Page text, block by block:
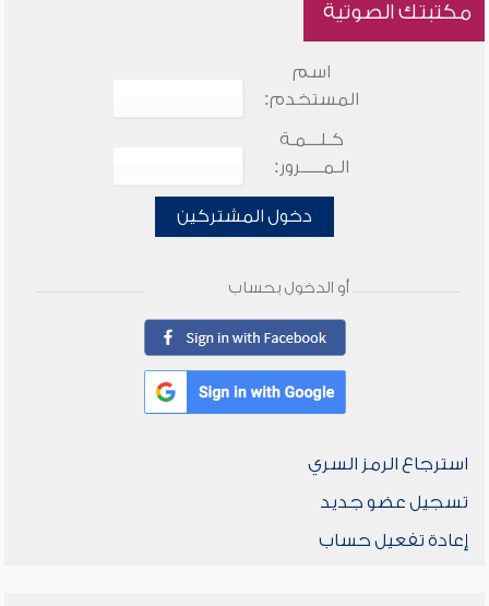
مكتبتك الصوتية
اسم
المستخدم:
كـلـــمـة
الـمـــــرور:
دخول المشتركين
أو الدخول بحساب
استرجاع الرمز السري
تسجيل عضو جديد
إعادة تفعيل حساب